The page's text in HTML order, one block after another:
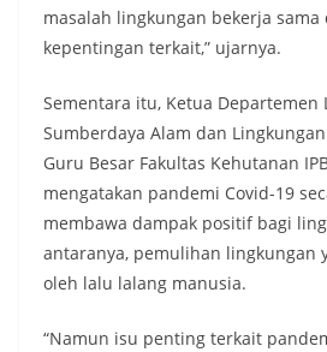
masalah lingkungan bekerja sama
kepentingan terkait,” ujarnya.
Sementara itu, Ketua Departemen
Sumberdaya Alam dan Lingkungan
Guru Besar Fakultas Kehutanan
mengatakan pandemi Covid-19
membawa dampak positif bagi
antaranya, pemulihan lingkungan
oleh lalu lalang manusia.
“Namun isu penting terkait